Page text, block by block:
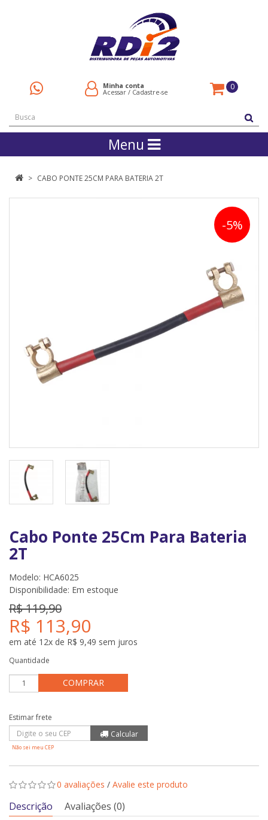
Minha conta
Acessar / Cadastre-se
0
Menu
CABO PONTE 25CM PARA BATERIA 2T
-5%
Cabo Ponte 25Cm Para Bateria
2T
Modelo: HCA6025
Disponibilidade: Em estoque
R$ 119,90
R$ 113,90
em até 12x de R$ 9,49 sem juros
Quantidade
COMPRAR
Não sei meu CEP
0 avaliações / Avalie este produto
Descrição Avaliações (0)